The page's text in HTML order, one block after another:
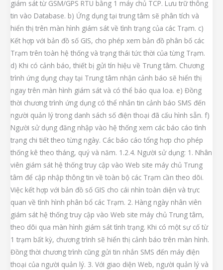
giám sát từ GSM/GPS RTU bằng 1 máy chủ TCP. Lưu trữ thông
tin vào Database. b) Ứng dụng tại trung tâm sẽ phân tích và
hiển thị trên màn hình giám sát về tình trạng của các Trạm. c)
Kết hợp với bản đồ số GIS, cho phép xem bản đồ phân bố các
Trạm trên toàn hệ thống và trạng thái tức thời của từng Trạm.
d) Khi có cảnh báo, thiết bị gửi tín hiệu về Trung tâm. Chương
trình ứng dụng chạy tại Trung tâm nhận cảnh báo sẽ hiển thị
ngay trên màn hình giám sát và có thể báo qua loa. e) Đồng
thời chương trình ứng dụng có thể nhắn tin cảnh báo SMS đến
người quản lý trong danh sách số điện thoại đã cấu hình sẵn. f)
Người sử dụng đăng nhập vào hệ thống xem các báo cáo tình
trạng chi tiết theo từng ngày. Các báo cáo tổng hợp cho phép
thống kê theo tháng, quý và năm. 1.2.4. Người sử dụng: 1. Nhân
viên giám sát hệ thống truy cập vào Web site máy chủ Trung
tâm để cập nhập thông tin về toàn bộ các Trạm cần theo dõi.
Việc kết hợp với bản đồ số GIS cho cái nhìn toàn diện và trực
quan về tình hình phân bổ các Trạm. 2. Hàng ngày nhân viên
giám sát hệ thống truy cập vào Web site máy chủ Trung tâm,
theo dõi qua màn hình giám sát tình trạng. Khi có một sự cố từ
1 trạm bất kỳ, chương trình sẽ hiển thị cảnh báo trên màn hình.
Đồng thời chương trình cũng gửi tin nhắn SMS đến máy điện
thoại của người quản lý. 3. Với giao diện Web, người quản lý và